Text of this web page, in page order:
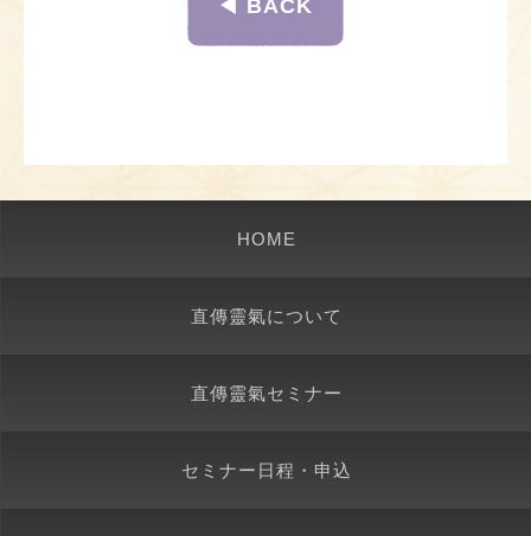
◀︎ BACK
HOME
直傳靈氣について
直傳靈氣セミナー
セミナー日程・申込